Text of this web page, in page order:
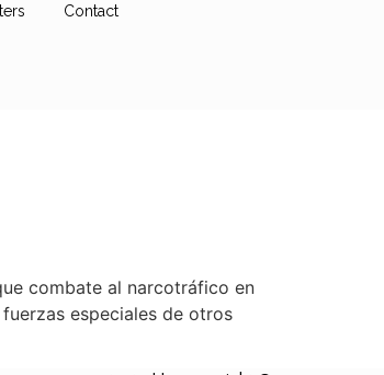
Contact
combate al narcotráfico en
especiales de otros